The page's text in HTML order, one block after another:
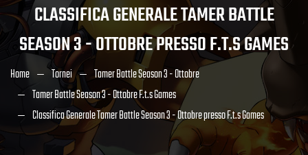
CLASSIFICA GENERALE TAMER BATTLE
SEASON 3 - OTTOBRE PRESSO F.T.S GAMES
Home Tornei
Tamer Battle Season 3 - Ottobre
Tamer Battle Season 3 - Ottobre F.t.s Games
Classifica Generale Tamer Battle Season 3 - Ottobre presso F.t.s Games